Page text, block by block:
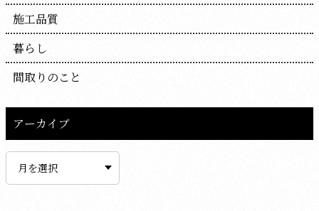
施工品質
暮らし
間取りのこと
アーカイブ
イ